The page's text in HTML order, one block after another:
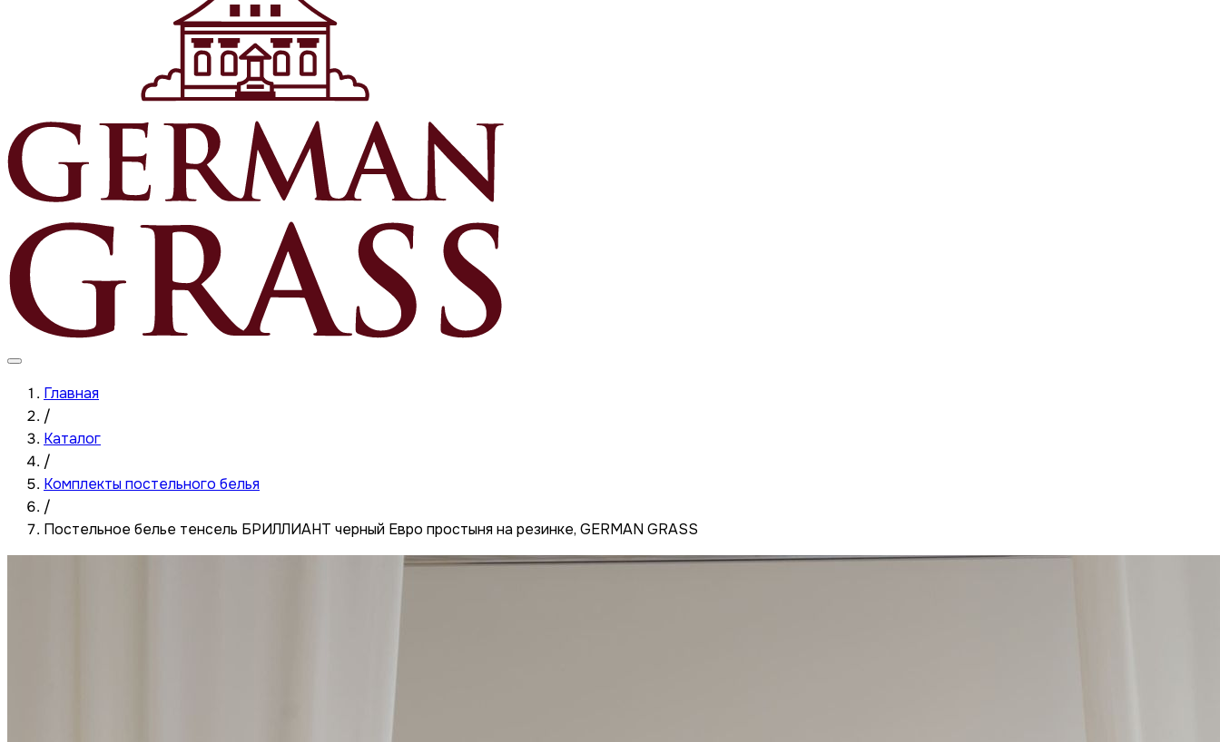
Главная
/
Каталог
/
Комплекты постельного белья
/
Постельное белье тенсель БРИЛЛИАНТ черный Евро простыня на резинке, GERMAN GRASS